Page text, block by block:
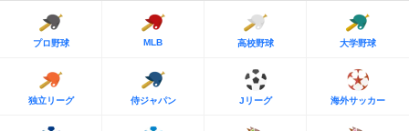
プロ野球 MLB 高校野球 大学野球
独立リーグ 侍ジャパン Jリーグ 海外サッカー